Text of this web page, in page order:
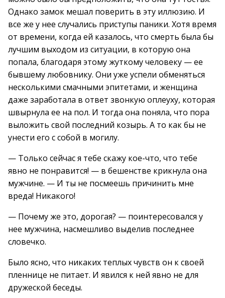
Однако замок мешал поверить в эту иллюзию. И
все же у нее случались приступы паники. Хотя время
от времени, когда ей казалось, что смерть была бы
лучшим выходом из ситуации, в которую она
попала, благодаря этому жуткому человеку — ее
бывшему любовнику. Они уже успели обменяться
несколькими смачными эпитетами, и женщина
даже заработала в ответ звонкую оплеуху, которая
швырнула ее на пол. И тогда она поняла, что пора
выложить свой последний козырь. А то как бы не
унести его с собой в могилу.
— Только сейчас я тебе скажу кое-что, что тебе
явно не понравится! — в бешенстве крикнула она
мужчине. — И ты не посмеешь причинить мне
вреда! Никакого!
— Почему же это, дорогая? — поинтересовался у
нее мужчина, насмешливо выделив последнее
словечко.
Было ясно, что никаких теплых чувств он к своей
пленнице не питает. И явился к ней явно не для
дружеской беседы.